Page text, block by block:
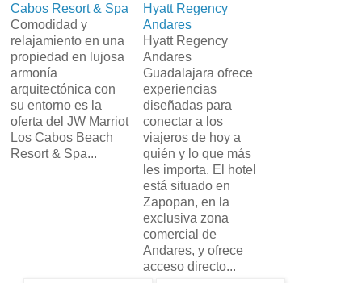
Cabos Resort & Spa
Comodidad y
relajamiento en una
propiedad en lujosa
armonía
arquitectónica con
su entorno es la
oferta del JW Marriot
Los Cabos Beach
Resort & Spa...
Hyatt Regency
Andares
Hyatt Regency
Andares
Guadalajara ofrece
experiencias
diseñadas para
conectar a los
viajeros de hoy a
quién y lo que más
les importa. El hotel
está situado en
Zapopan, en la
exclusiva zona
comercial de
Andares, y ofrece
acceso directo...